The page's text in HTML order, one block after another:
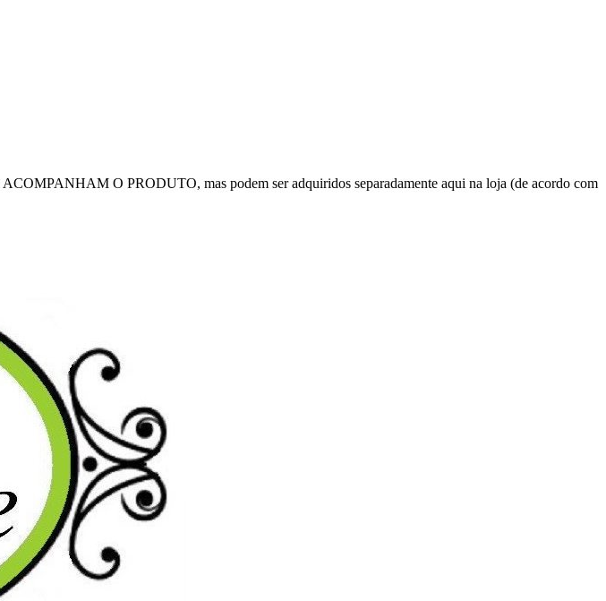
O PRODUTO, mas podem ser adquiridos separadamente aqui na loja (de acordo com